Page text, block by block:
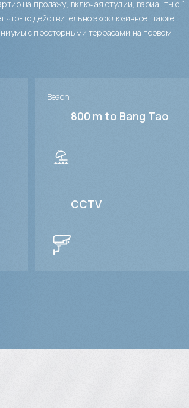
на продажу, включая студии, варианты с 1
то действительно эксклюзивное, также
с просторными террасами на первом
Beach
800 m to Bang Tao
CCTV